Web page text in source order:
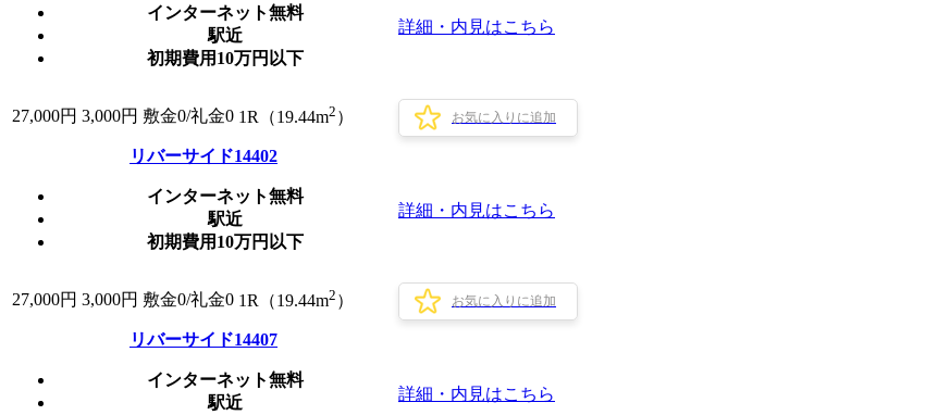
インターネット無料
駅近
初期費用10万円以下
詳細・内見はこちら
27,000円 3,000円 敷金0/礼金0 1R（19.44m2 ） お気に入りに追加
リバーサイド14402
インターネット無料
駅近
初期費用10万円以下
詳細・内見はこちら
27,000円 3,000円 敷金0/礼金0 1R（19.44m2 ） お気に入りに追加
リバーサイド14407
インターネット無料
駅近
詳細・内見はこちら